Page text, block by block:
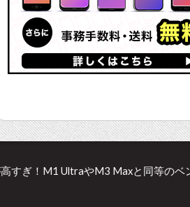
すぎ！M1 UltraやM3 Maxと同等のベ